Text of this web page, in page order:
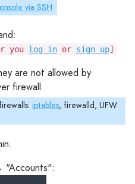
via SSH
you log in or sign up]
are not allowed by
firewall
iptables, firewalld, UFW
"Accounts":